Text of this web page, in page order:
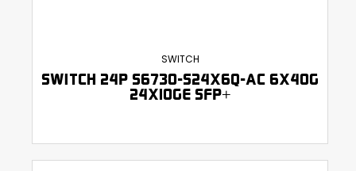
SWITCH
SWITCH 24P S6730-S24X6Q-AC 6X40G
24X10GE SFP+